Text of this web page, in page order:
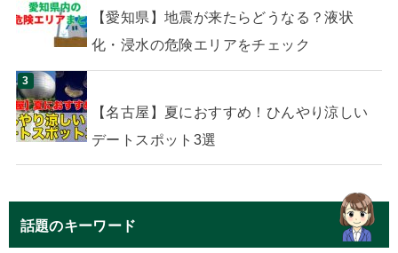
【愛知県】地震が来たらどうなる？液状
化・浸水の危険エリアをチェック
【名古屋】夏におすすめ！ひんやり涼しい
デートスポット3選
話題のキーワード